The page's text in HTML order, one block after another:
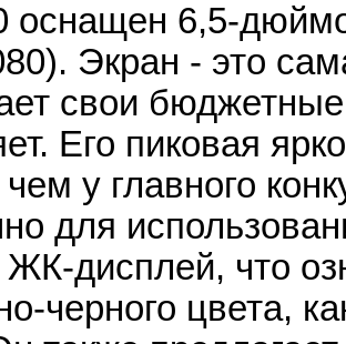
оснащен 6,5-
Экран - это
свои
Его пиковая
у главного
для
дисплей, что
черного цвета,